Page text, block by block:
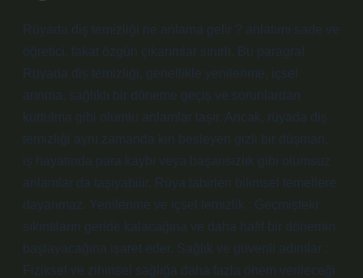
Rüyada diş temizliği ne anlama gelir ? anlatımı sade ve
öğretici, fakat özgün çıkarımlar sınırlı. Bu paragraf
Rüyada diş temizliği, genellikle yenilenme, içsel
arınma, sağlıklı bir döneme geçiş ve sorunlardan
kurtulma gibi olumlu anlamlar taşır. Ancak, rüyada diş
temizliği aynı zamanda kin besleyen gizli bir düşman,
iş hayatında para kaybı veya başarısızlık gibi olumsuz
anlamlar da taşıyabilir. Rüya tabirleri bilimsel temellere
dayanmaz. Yenilenme ve içsel temizlik : Geçmişteki
sıkıntıların geride kalacağına ve daha hafif bir dönemin
başlayacağına işaret eder. Sağlık ve güvenli adımlar :
Fiziksel ve zihinsel sağlığa daha fazla önem verileceği